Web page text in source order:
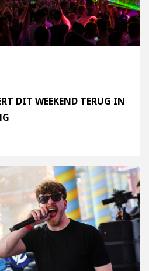
DIT WEEKEND TERUG IN